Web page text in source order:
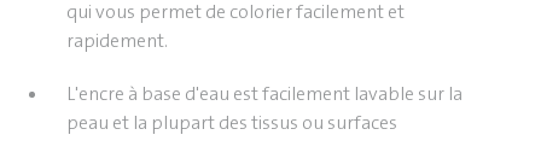
qui vous permet de colorier facilement et
rapidement.
L'encre à base d'eau est facilement lavable sur la
peau et la plupart des tissus ou surfaces